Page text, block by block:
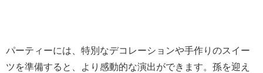
パーティーには、特別なデコレーションや手作りのスイー
ツを準備すると、より感動的な演出ができます。孫を迎え